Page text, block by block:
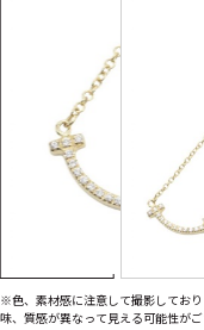
※色、素材感に注意して撮影してお
味、質感が異なって見える可能性がご